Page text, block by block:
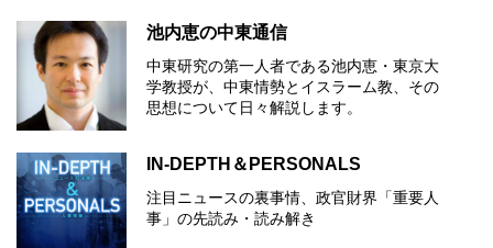
池内恵の中東通信
中東研究の第⼀⼈者である池内恵・東京⼤
学教授が、中東情勢とイスラーム教、その
思想について⽇々解説します。
IN-DEPTH＆PERSONALS
注目ニュースの裏事情、政官財界「重要人
事」の先読み・読み解き